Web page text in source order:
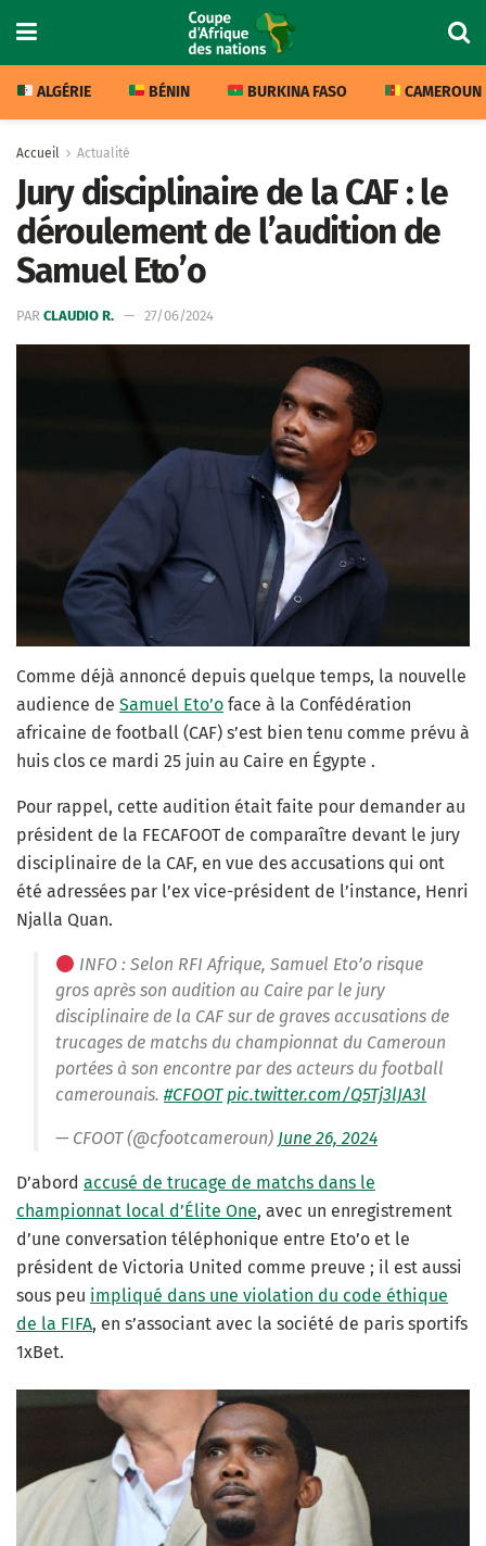
ALGÉRIE BÉNIN BURKINA FASO CAMEROUN
Accueil Actualité
Jury disciplinaire de la CAF : le
déroulement de l’audition de
Samuel Eto’o
PAR CLAUDIO R. 27/06/2024
Comme déjà annoncé depuis quelque temps, la nouvelle
audience de Samuel Eto’o face à la Confédération
africaine de football (CAF) s’est bien tenu comme prévu à
huis clos ce mardi 25 juin au Caire en Égypte .
Pour rappel, cette audition était faite pour demander au
président de la FECAFOOT de comparaître devant le jury
disciplinaire de la CAF, en vue des accusations qui ont
été adressées par l’ex vice-président de l’instance, Henri
Njalla Quan.
INFO : Selon RFI Afrique, Samuel Eto’o risque
gros après son audition au Caire par le jury
disciplinaire de la CAF sur de graves accusations de
trucages de matchs du championnat du Cameroun
portées à son encontre par des acteurs du football
camerounais. #CFOOT pic.twitter.com/Q5Tj3lJA3l
— CFOOT (@cfootcameroun) June 26, 2024
D’abord accusé de trucage de matchs dans le
championnat local d’Élite One, avec un enregistrement
d’une conversation téléphonique entre Eto’o et le
président de Victoria United comme preuve ; il est aussi
sous peu impliqué dans une violation du code éthique
de la FIFA, en s’associant avec la société de paris sportifs
1xBet.